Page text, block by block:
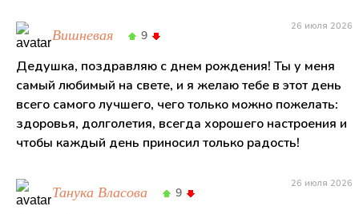
Вишневая 9
26 июля 2026
Дедушка, поздравляю с днем рождения! Ты у меня
самый любимый на свете, и я желаю тебе в этот день
всего самого лучшего, чего только можно пожелать:
здоровья, долголетия, всегда хорошего настроения и
чтобы каждый день приносил только радость!
Танука Власова 9
26 июля 2026